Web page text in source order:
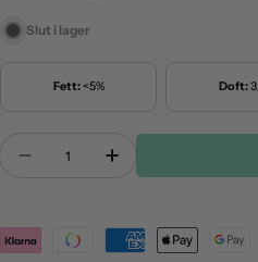
Slut i lager
Fett: <5% Doft:
Minska Antal FörÖka Antal För
Payment
methods